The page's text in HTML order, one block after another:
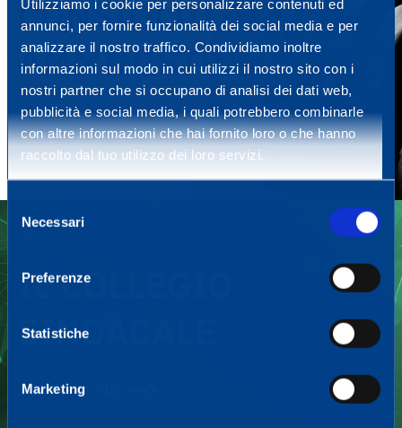
Utilizziamo i cookie per personalizzare contenuti ed
annunci, per fornire funzionalità dei social media e per
analizzare il nostro traffico. Condividiamo inoltre
informazioni sul modo in cui utilizzi il nostro sito con i
nostri partner che si occupano di analisi dei dati web,
pubblicità e social media, i quali potrebbero combinarle
con altre informazioni che hai fornito loro o che hanno
raccolto dal tuo utilizzo dei loro servizi.
delNecessari
Preferenze
Statistiche
Marketing
CONSIGLIO DI
AMMINISTRAZIONE
SCOPRI DI PIÙ
IL COLLEGIO
SINDACALE
SCOPRI DI PIÙ